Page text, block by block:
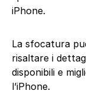
iPhone.
La sfocatura
risaltare i
disponibili e
l’iPhone.